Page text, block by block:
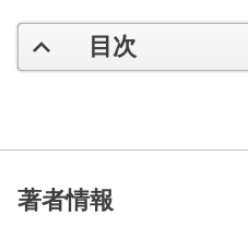
目次
著者情報